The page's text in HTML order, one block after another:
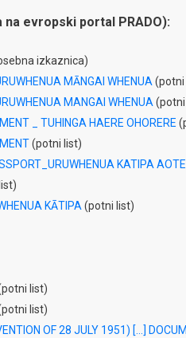
evropski portal PRADO):
izkaznica)
MĀNGAI WHENUA (potni
MANGAI WHENUA
_ TUHINGA HAERE OHORERE
(potni list)
KATIPA
KĀTIPA (potni list)
list)
list)
OF 28 JULY 1951) […]